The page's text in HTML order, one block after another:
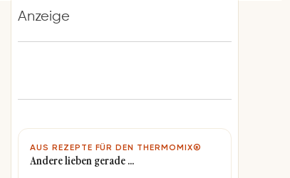
Anzeige
AUS REZEPTE FÜR DEN THERMOMIX®
Andere lieben gerade …